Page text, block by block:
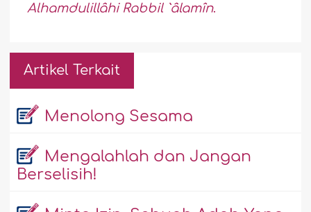
Alhamdulillâhi Rabbil `âlamîn.
Artikel Terkait
Menolong Sesama
Mengalahlah dan Jangan
Berselisih!